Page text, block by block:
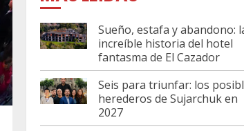
Sueño, estafa y abandono:
increíble historia del hotel
fantasma de El Cazador
Seis para triunfar: los
herederos de Sujarchuk en
2027